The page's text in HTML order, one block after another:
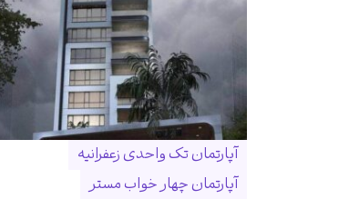
آپارتمان تک واحدی زعفرانیه
آپارتمان چهار خواب مستر